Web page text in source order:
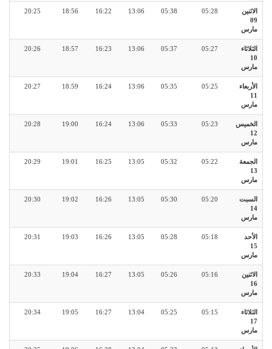
الاثنين
09
مارس
05:28
05:38
13:06
16:22
18:56
20:25
الثلاثاء
10
مارس
05:27
05:37
13:06
16:23
18:57
20:26
الأربعاء
11
مارس
05:25
05:35
13:06
16:24
18:59
20:27
الخميس
12
مارس
05:23
05:33
13:06
16:24
19:00
20:28
الجمعة
13
مارس
05:22
05:32
13:05
16:25
19:01
20:29
السبت
14
مارس
05:20
05:30
13:05
16:26
19:02
20:30
الأحد
15
مارس
05:18
05:28
13:05
16:26
19:03
20:31
الاثنين
16
مارس
05:16
05:26
13:05
16:27
19:04
20:33
الثلاثاء
17
مارس
05:15
05:25
13:04
16:27
19:05
20:34